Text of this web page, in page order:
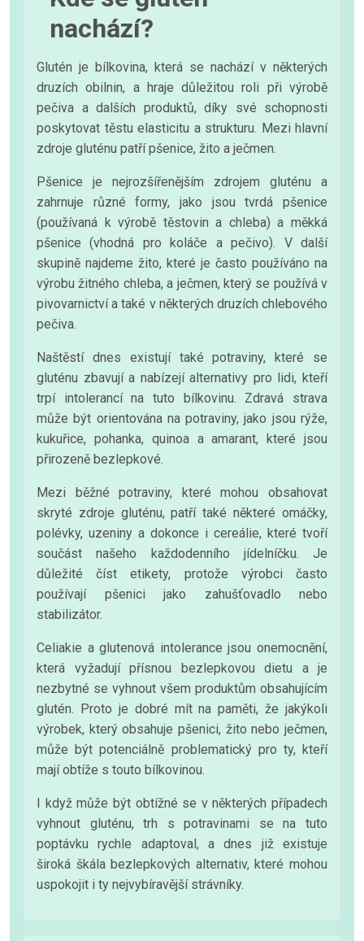
nachází?
Glutén je bílkovina, která se nachází v některých
druzích obilnin, a hraje důležitou roli při výrobě
pečiva a dalších produktů, díky své schopnosti
poskytovat těstu elasticitu a strukturu. Mezi hlavní
zdroje gluténu patří pšenice, žito a ječmen.
Pšenice je nejrozšířenějším zdrojem gluténu a
zahrnuje různé formy, jako jsou tvrdá pšenice
(používaná k výrobě těstovin a chleba) a měkká
pšenice (vhodná pro koláče a pečivo). V další
skupině najdeme žito, které je často používáno na
výrobu žitného chleba, a ječmen, který se používá v
pivovarnictví a také v některých druzích chlebového
pečiva.
Naštěstí dnes existují také potraviny, které se
gluténu zbavují a nabízejí alternativy pro lidi, kteří
trpí intolerancí na tuto bílkovinu. Zdravá strava
může být orientována na potraviny, jako jsou rýže,
kukuřice, pohanka, quinoa a amarant, které jsou
přirozeně bezlepkové.
Mezi běžné potraviny, které mohou obsahovat
skryté zdroje gluténu, patří také některé omáčky,
polévky, uzeniny a dokonce i cereálie, které tvoří
součást našeho každodenního jídelníčku. Je
důležité číst etikety, protože výrobci často
používají pšenici jako zahušťovadlo nebo
stabilizátor.
Celiakie a glutenová intolerance jsou onemocnění,
která vyžadují přísnou bezlepkovou dietu a je
nezbytné se vyhnout všem produktům obsahujícím
glutén. Proto je dobré mít na paměti, že jakýkoli
výrobek, který obsahuje pšenici, žito nebo ječmen,
může být potenciálně problematický pro ty, kteří
mají obtíže s touto bílkovinou.
I když může být obtížné se v některých případech
vyhnout gluténu, trh s potravinami se na tuto
poptávku rychle adaptoval, a dnes již existuje
široká škála bezlepkových alternativ, které mohou
uspokojit i ty nejvybíravější strávníky.